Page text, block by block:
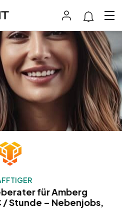
für Amberg
Stunde – Nebenjobs,